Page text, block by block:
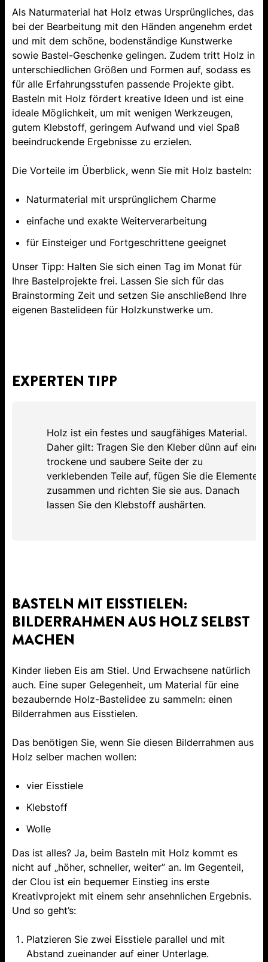
Als Naturmaterial hat Holz etwas Ursprüngliches, das
bei der Bearbeitung mit den Händen angenehm erdet
und mit dem schöne, bodenständige Kunstwerke
sowie Bastel-Geschenke gelingen. Zudem tritt Holz in
unterschiedlichen Größen und Formen auf, sodass es
für alle Erfahrungsstufen passende Projekte gibt.
Basteln mit Holz fördert kreative Ideen und ist eine
ideale Möglichkeit, um mit wenigen Werkzeugen,
gutem Klebstoff, geringem Aufwand und viel Spaß
beeindruckende Ergebnisse zu erzielen.
Die Vorteile im Überblick, wenn Sie mit Holz basteln:
Naturmaterial mit ursprünglichem Charme
einfache und exakte Weiterverarbeitung
für Einsteiger und Fortgeschrittene geeignet
Unser Tipp: Halten Sie sich einen Tag im Monat für
Ihre Bastelprojekte frei. Lassen Sie sich für das
Brainstorming Zeit und setzen Sie anschließend Ihre
eigenen Bastelideen für Holzkunstwerke um.
EXPERTEN TIPP
Holz ist ein festes und saugfähiges Material.
Daher gilt: Tragen Sie den Kleber dünn auf eine
trockene und saubere Seite der zu
verklebenden Teile auf, fügen Sie die Elemente
zusammen und richten Sie sie aus. Danach
lassen Sie den Klebstoff aushärten.
BASTELN MIT EISSTIELEN:
BILDERRAHMEN AUS HOLZ SELBST
MACHEN
Kinder lieben Eis am Stiel. Und Erwachsene natürlich
auch. Eine super Gelegenheit, um Material für eine
bezaubernde Holz-Bastelidee zu sammeln: einen
Bilderrahmen aus Eisstielen.
Das benötigen Sie, wenn Sie diesen Bilderrahmen aus
Holz selber machen wollen:
vier Eisstiele
Klebstoff
Wolle
Das ist alles? Ja, beim Basteln mit Holz kommt es
nicht auf „höher, schneller, weiter” an. Im Gegenteil,
der Clou ist ein bequemer Einstieg ins erste
Kreativprojekt mit einem sehr ansehnlichen Ergebnis.
Und so geht’s:
Platzieren Sie zwei Eisstiele parallel und mit
Abstand zueinander auf einer Unterlage.